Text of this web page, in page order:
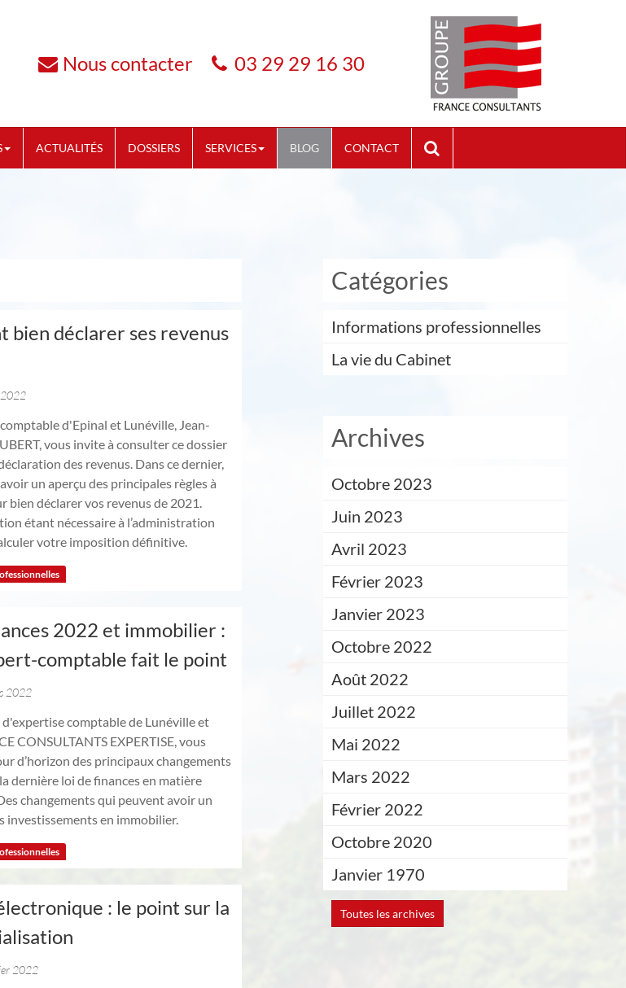
Nous contacter 03 29 29 16 30
ACTUALITÉS DOSSIERS SERVICES BLOG CONTACT
bien déclarer ses revenus
2022
d'Epinal et Lunéville, Jean-
vous invite à consulter ce dossier
des revenus. Dans ce dernier,
un aperçu des principales règles à
bien déclarer vos revenus de 2021.
étant nécessaire à l’administration
votre imposition définitive.
2022 et immobilier :
comptable fait le point
2022
comptable de Lunéville et
CONSULTANTS EXPERTISE, vous
d’horizon des principaux changements
dernière loi de finances en matière
changements qui peuvent avoir un
investissements en immobilier.
: le point sur la
2022
Catégories
Informations professionnelles
La vie du Cabinet
Archives
Octobre 2023
Juin 2023
Avril 2023
Février 2023
Janvier 2023
Octobre 2022
Août 2022
Juillet 2022
Mai 2022
Mars 2022
Février 2022
Octobre 2020
Janvier 1970
Toutes les archives